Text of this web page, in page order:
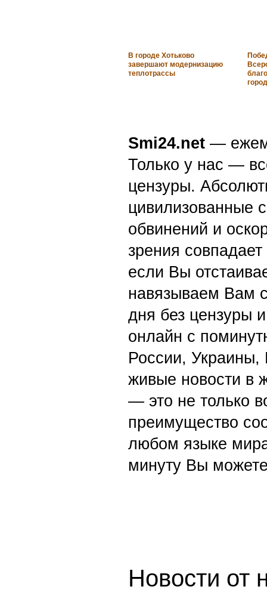
В городе Хотьково
завершают модернизацию
теплотрассы
Smi24.net —
Только у нас —
цензуры.
цивилизованные
обвинений и
зрения
если Вы
навязываем Вам
дня без цензуры
онлайн с
России,
живые новости в
— это не только
преимущество
любом языке
минуту Вы
Новости от